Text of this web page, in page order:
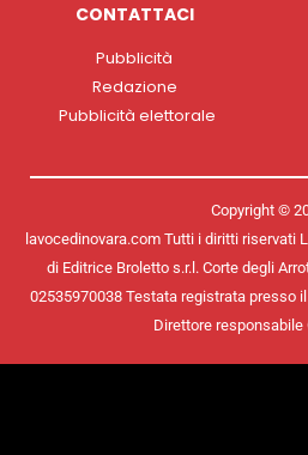
CONTATTACI
Pubblicità
Redazione
Pubblicità elettorale
Copyright ©
lavocedinovara.com Tutti i diritti riservati
di Editrice Broletto s.r.l. Corte degli
02535970038 Testata registrata presso
Direttore responsabile